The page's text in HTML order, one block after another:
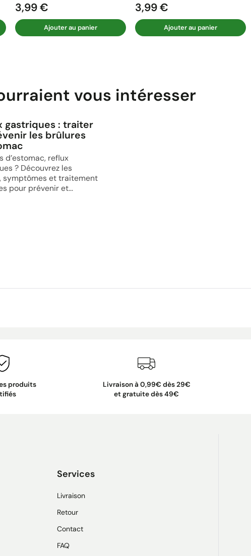
Prix
3,99 €
Ajouter au panier
Prix
3,99 €
Ajouter au panier
vous intéresser
gastriques : traiter
les brûlures
d’estomac, reflux
? Découvrez les
symptômes et traitement
pour prévenir et...
produits
Livraison à 0,99€ dès 29€
et gratuite dès 49€
Services
Livraison
Retour
Contact
FAQ